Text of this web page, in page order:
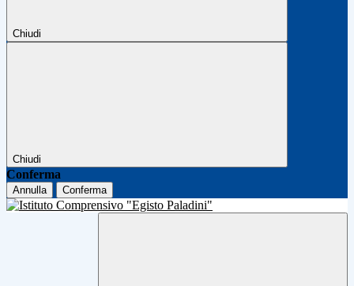
Chiudi
Chiudi
Conferma
Annulla Conferma